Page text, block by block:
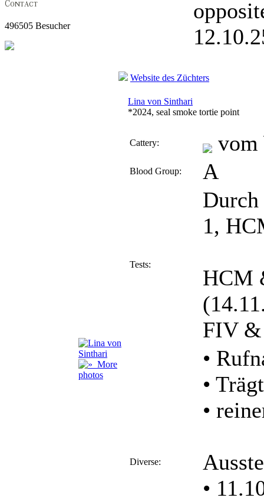
496505 Besucher
Website des Züchters
More
photos
Lina von Sinthari
*2024, seal smoke tortie point
Cattery: vom
Blood Group: A
Tests:
1,
HCM
FIV &
Diverse:
•
•
•
•